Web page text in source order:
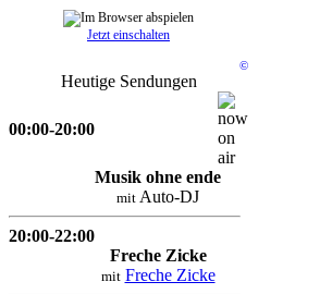
Jetzt einschalten
©
Heutige Sendungen
00:00-20:00
Musik ohne ende
mit Auto-DJ
20:00-22:00
Freche Zicke
mit Freche Zicke